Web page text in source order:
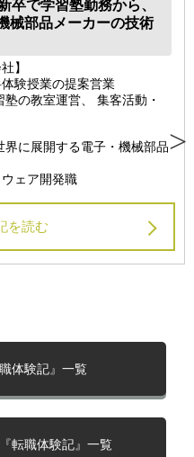
28歳、結婚と引っ越し
力会社へ
手 総合エネルギー企業】
給設備の維持管理
要電力会社】
トワークの運用・保守担当
体験記』一覧
転職体験記』一覧